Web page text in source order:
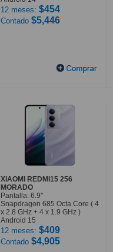
12 meses: $454
Contado $5,446
XIAOMI REDMI15 256
MORADO
Pantalla: 6.9"
Snapdragon 685 Octa Core ( 4
x 2.8 GHz + 4 x 1.9 GHz )
Android 15
12 meses: $409
Contado $4,905